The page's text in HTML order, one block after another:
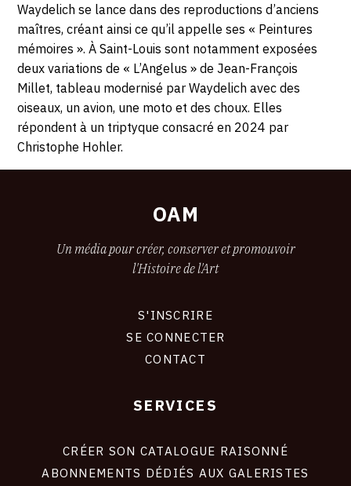
Waydelich se lance dans des reproductions d’anciens
maîtres, créant ainsi ce qu’il appelle ses « Peintures
mémoires ». À Saint-Louis sont notamment exposées
deux variations de « L’Angelus » de Jean-François
Millet, tableau modernisé par Waydelich avec des
oiseaux, un avion, une moto et des choux. Elles
répondent à un triptyque consacré en 2024 par
Christophe Hohler.
OAM
Un média pour créer, conserver et promouvoir
l'Histoire de l'Art
S'INSCRIRE
SE CONNECTER
CONTACT
SERVICES
CRÉER SON CATALOGUE RAISONNÉ
ABONNEMENTS DÉDIÉS AUX GALERISTES